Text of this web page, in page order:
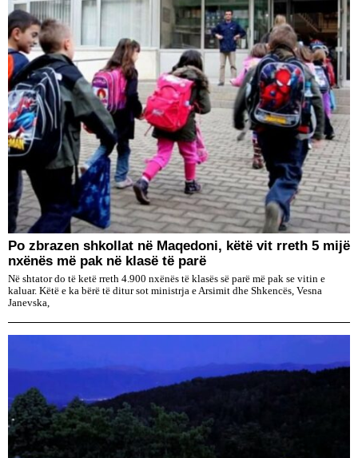
Po zbrazen shkollat në Maqedoni, këtë vit rreth 5 mijë
nxënës më pak në klasë të parë
Në shtator do të ketë rreth 4.900 nxënës të klasës së parë më pak se vitin e
kaluar. Këtë e ka bërë të ditur sot ministrja e Arsimit dhe Shkencës, Vesna
Janevska,